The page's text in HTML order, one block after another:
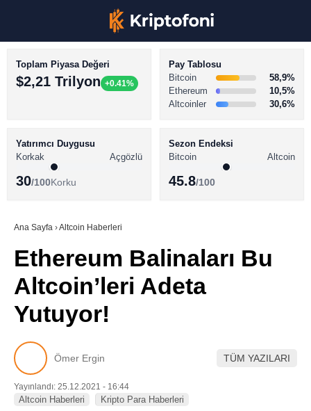
Youtube
BİTCOİN HABERLERİ
ALTCOİN HABERLERİ
SÖZLÜK
Toplam Piyasa Değeri
$2,21 Trilyon +0.41%
Pay Tablosu
Bitcoin
58,9%
Ethereum
10,5%
Altcoinler
30,6%
Yatırımcı Duygusu
Korkak
Açgözlü
30/100Korku
Sezon Endeksi
Bitcoin
Altcoin
45.8/100
Ana Sayfa ›Altcoin Haberleri
Ethereum Balinaları Bu
Altcoin’leri Adeta
Yutuyor!
Ömer Ergin TÜM YAZILARI
Yayınlandı: 25.12.2021 - 16:44
Altcoin Haberleri Kripto Para Haberleri